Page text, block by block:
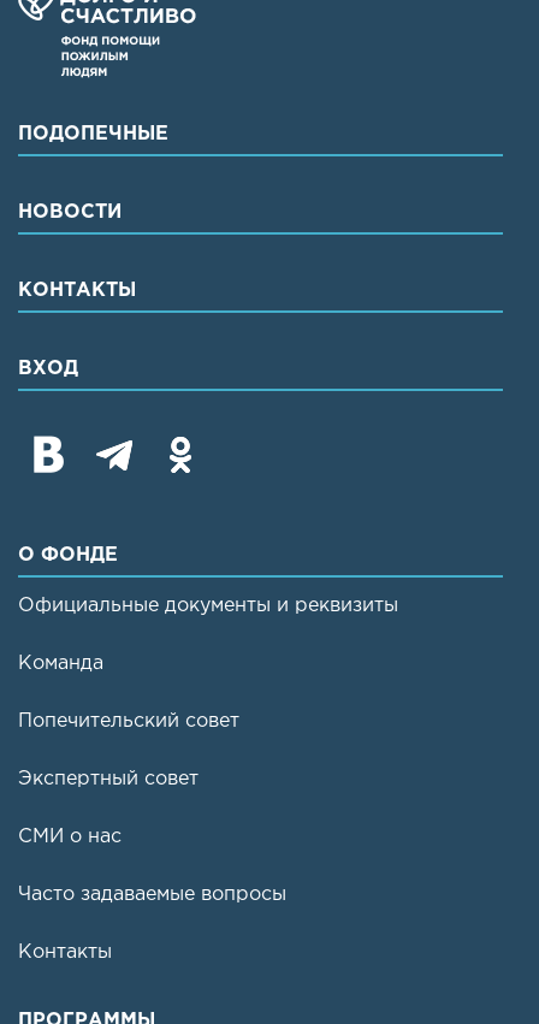
ПОДОПЕЧНЫЕ
НОВОСТИ
КОНТАКТЫ
ВХОД
О ФОНДЕ
Официальные документы и реквизиты
Команда
Попечительский совет
Экспертный совет
СМИ о нас
Часто задаваемые вопросы
Контакты